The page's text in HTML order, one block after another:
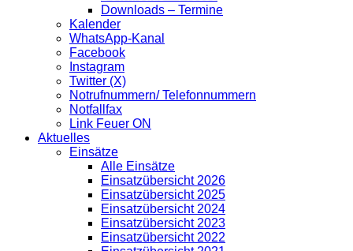
Downloads – Termine
Kalender
WhatsApp-Kanal
Facebook
Instagram
Twitter (X)
Notrufnummern/ Telefonnummern
Notfallfax
Link Feuer ON
Aktuelles
Einsätze
Alle Einsätze
Einsatzübersicht 2026
Einsatzübersicht 2025
Einsatzübersicht 2024
Einsatzübersicht 2023
Einsatzübersicht 2022